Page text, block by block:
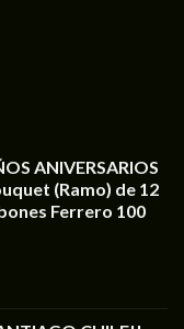
ANIVERSARIOS
(Ramo) de 12
Ferrero 100